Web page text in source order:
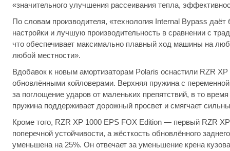
«значительного улучшения рассеивания тепла,
По словам производителя, «технология Internal Bypass
настройки и лучшую производительность в сравнении с
что обеспечивает максимально плавный ход машины на
любой местности».
Вдобавок к новым амортизаторам Polaris оснастили RZR
обновлёнными койловерами. Верхняя пружина с переменной
за поглощение ударов от маленьких препятствий, в то
пружина поддерживает дорожный просвет и смягчает
Кроме того, RZR XP 1000 EPS FOX Edition — первый RZR
поперечной устойчивости, а жёсткость обновлённого
уменьшена на 25%. Он отвечает за уменьшение крена